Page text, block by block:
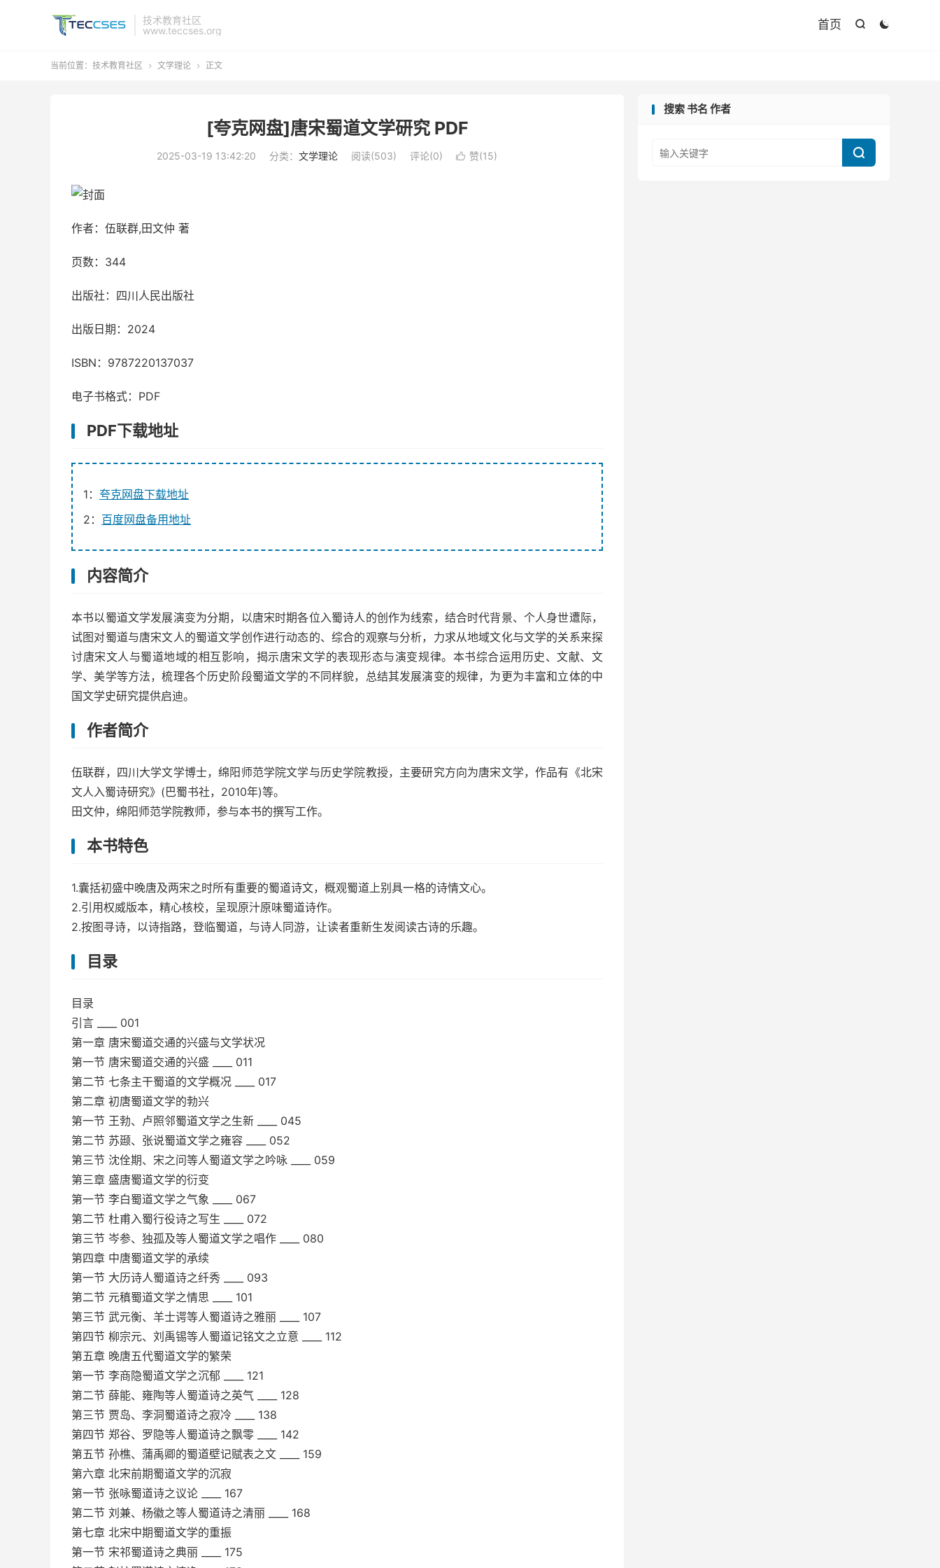
技术教育社区
www.teccses.org


首页
当前位置： 技术教育社区  文学理论  正文
[夸克网盘]唐宋蜀道文学研究 PDF
2025-03-19 13:42:20 分类： 文学理论 阅读(503) 评论(0)  赞(15)
作者：伍联群,田文仲 著
页数：344
出版社：四川人民出版社
出版日期：2024
ISBN：9787220137037
电子书格式：PDF
PDF下载地址
1： 夸克网盘下载地址
2： 百度网盘备用地址
内容简介
本书以蜀道文学发展演变为分期，以唐宋时期各位入蜀诗人的创作为线索，结合时代背景、个人身世遭际，
试图对蜀道与唐宋文人的蜀道文学创作进行动态的、综合的观察与分析，力求从地域文化与文学的关系来探
讨唐宋文人与蜀道地域的相互影响，揭示唐宋文学的表现形态与演变规律。本书综合运用历史、文献、文
学、美学等方法，梳理各个历史阶段蜀道文学的不同样貌，总结其发展演变的规律，为更为丰富和立体的中
国文学史研究提供启迪。
作者简介
伍联群，四川大学文学博士，绵阳师范学院文学与历史学院教授，主要研究方向为唐宋文学，作品有《北宋
文人入蜀诗研究》(巴蜀书社，2010年)等。
田文仲，绵阳师范学院教师，参与本书的撰写工作。
本书特色
1.囊括初盛中晚唐及两宋之时所有重要的蜀道诗文，概观蜀道上别具一格的诗情文心。
2.引用权威版本，精心核校，呈现原汁原味蜀道诗作。
2.按图寻诗，以诗指路，登临蜀道，与诗人同游，让读者重新生发阅读古诗的乐趣。
目录
目录
引言 ____ 001
第一章 唐宋蜀道交通的兴盛与文学状况
第一节 唐宋蜀道交通的兴盛 ____ 011
第二节 七条主干蜀道的文学概况 ____ 017
第二章 初唐蜀道文学的勃兴
第一节 王勃、卢照邻蜀道文学之生新 ____ 045
第二节 苏颋、张说蜀道文学之雍容 ____ 052
第三节 沈佺期、宋之问等人蜀道文学之吟咏 ____ 059
第三章 盛唐蜀道文学的衍变
第一节 李白蜀道文学之气象 ____ 067
第二节 杜甫入蜀行役诗之写生 ____ 072
第三节 岑参、独孤及等人蜀道文学之唱作 ____ 080
第四章 中唐蜀道文学的承续
第一节 大历诗人蜀道诗之纤秀 ____ 093
第二节 元稹蜀道文学之情思 ____ 101
第三节 武元衡、羊士谔等人蜀道诗之雅丽 ____ 107
第四节 柳宗元、刘禹锡等人蜀道记铭文之立意 ____ 112
第五章 晚唐五代蜀道文学的繁荣
第一节 李商隐蜀道文学之沉郁 ____ 121
第二节 薛能、雍陶等人蜀道诗之英气 ____ 128
第三节 贾岛、李洞蜀道诗之寂冷 ____ 138
第四节 郑谷、罗隐等人蜀道诗之飘零 ____ 142
第五节 孙樵、蒲禹卿的蜀道壁记赋表之文 ____ 159
第六章 北宋前期蜀道文学的沉寂
第一节 张咏蜀道诗之议论 ____ 167
第二节 刘兼、杨徽之等人蜀道诗之清丽 ____ 168
第七章 北宋中期蜀道文学的重振
第一节 宋祁蜀道诗之典丽 ____ 175
搜索 书名 作者
